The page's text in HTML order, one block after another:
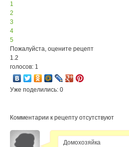
1
2
3
4
5
Пожалуйста, оцените рецепт
1.2
голосов: 1
Уже поделились: 0
Комментарии к рецепту отсутствуют